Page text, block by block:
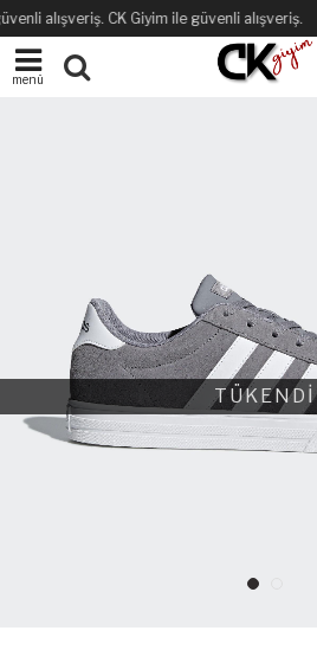
alışveriş. CK Giyim ile güvenli alışveriş.
menü
TÜKENDİ